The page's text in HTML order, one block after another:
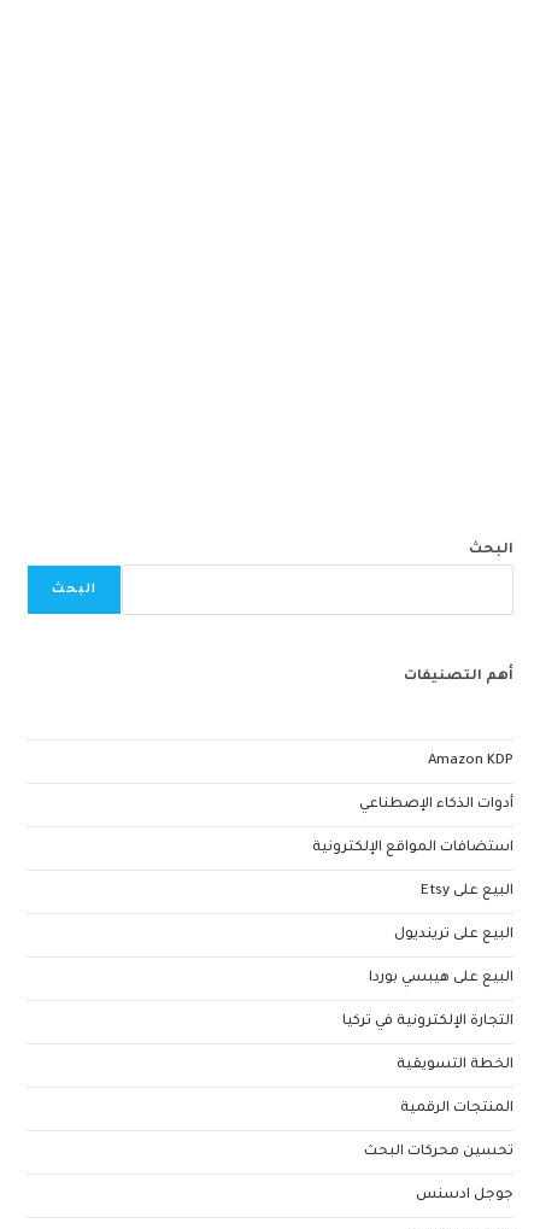
البحث
البحث
أهم التصنيفات
Amazon KDP
أدوات الذكاء الإصطناعي
استضافات المواقع الإلكترونية
البيع على Etsy
البيع على ترينديول
البيع على هيبسي بوردا
التجارة الإلكترونية في تركيا
الخطة التسويقية
المنتجات الرقمية
تحسين محركات البحث
جوجل ادسنس